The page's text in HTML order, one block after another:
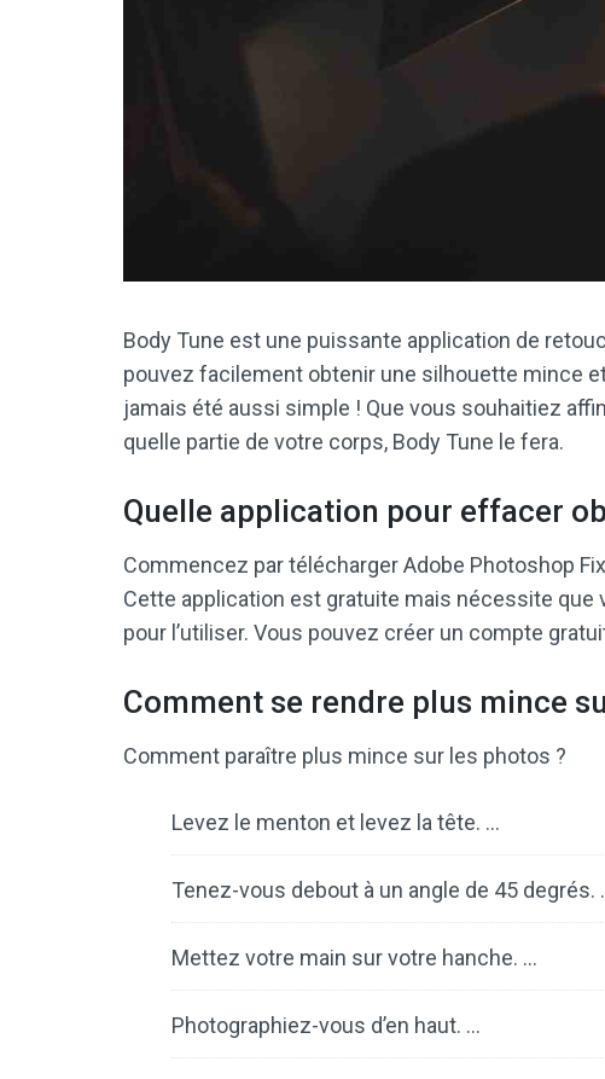
Body Tune est une puissante application de
pouvez facilement obtenir une silhouette mince
jamais été aussi simple ! Que vous souhaitiez
quelle partie de votre corps, Body Tune le fera.
Quelle application pour effacer
Commencez par télécharger Adobe Photoshop
Cette application est gratuite mais nécessite
pour l’utiliser. Vous pouvez créer un compte
Comment se rendre plus mince
Comment paraître plus mince sur les photos ?
Levez le menton et levez la tête. …
Tenez-vous debout à un angle de 45 degrés.
Mettez votre main sur votre hanche. …
Photographiez-vous d’en haut. …